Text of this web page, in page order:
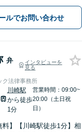
裁判実績あり【完全個
日面談可】
ルでお問い合わせ
弁
インタビューを
見る
ク法律事務所
川崎駅
から徒歩
1分
営業時間：09:00~
20:00（土日祝
日）
料】【川崎駅徒歩1分】相